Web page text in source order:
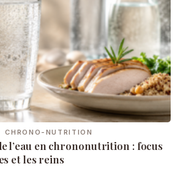
CHRONO-NUTRITION
l’eau en chrononutrition : focus
et les reins